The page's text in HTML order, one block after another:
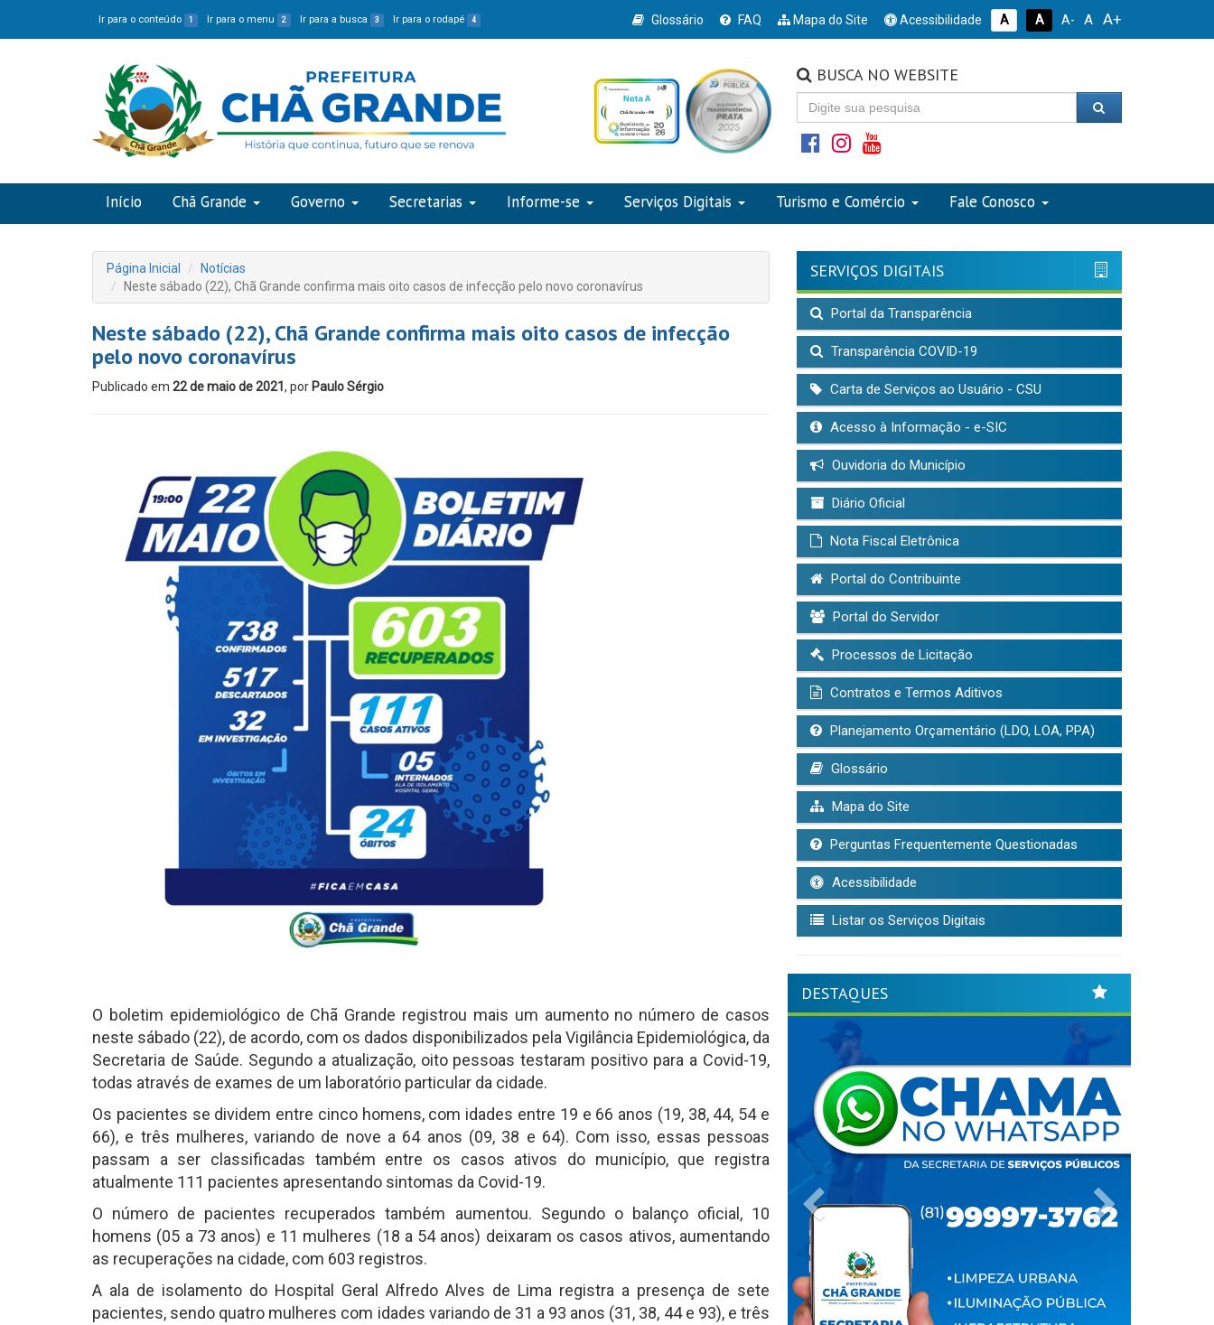
Ir para o conteúdo 1 Ir para o menu 2 Ir para a busca 3 Ir para o rodapé 4 Glossário FAQ Mapa do Site Acessibilidade A A A- A A+
BUSCA NO WEBSITE
Início Chã Grande Governo Secretarias Informe-se Serviços Digitais Turismo e Comércio Fale Conosco
Página Inicial
Notícias
Neste sábado (22), Chã Grande confirma mais oito casos de infecção pelo novo coronavírus
Neste sábado (22), Chã Grande confirma mais oito casos de infecção
pelo novo coronavírus
Publicado em 22 de maio de 2021 , por Paulo Sérgio
O boletim epidemiológico de Chã Grande registrou mais um aumento no número de casos
neste sábado (22), de acordo, com os dados disponibilizados pela Vigilância Epidemiológica, da
Secretaria de Saúde. Segundo a atualização, oito pessoas testaram positivo para a Covid-19,
todas através de exames de um laboratório particular da cidade.
Os pacientes se dividem entre cinco homens, com idades entre 19 e 66 anos (19, 38, 44, 54 e
66), e três mulheres, variando de nove a 64 anos (09, 38 e 64). Com isso, essas pessoas
passam a ser classificadas também entre os casos ativos do município, que registra
atualmente 111 pacientes apresentando sintomas da Covid-19.
O número de pacientes recuperados também aumentou. Segundo o balanço oficial, 10
homens (05 a 73 anos) e 11 mulheres (18 a 54 anos) deixaram os casos ativos, aumentando
as recuperações na cidade, com 603 registros.
A ala de isolamento do Hospital Geral Alfredo Alves de Lima registra a presença de sete
pacientes, sendo quatro mulheres com idades variando de 31 a 93 anos (31, 38, 44 e 93), e três
SERVIÇOS DIGITAIS
Portal da Transparência
Transparência COVID-19
Carta de Serviços ao Usuário - CSU
Acesso à Informação - e-SIC
Ouvidoria do Município
Diário Oficial
Nota Fiscal Eletrônica
Portal do Contribuinte
Portal do Servidor
Processos de Licitação
Contratos e Termos Aditivos
Planejamento Orçamentário (LDO, LOA, PPA)
Glossário
Mapa do Site
Perguntas Frequentemente Questionadas
Acessibilidade
Listar os Serviços Digitais
DESTAQUES
Previous